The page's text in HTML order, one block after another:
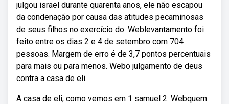
julgou israel durante quarenta anos, ele não escapou
da condenação por causa das atitudes pecaminosas
de seus filhos no exercício do. Weblevantamento foi
feito entre os dias 2 e 4 de setembro com 704
pessoas. Margem de erro é de 3,7 pontos percentuais
para mais ou para menos. Webo julgamento de deus
contra a casa de eli.
A casa de eli, como vemos em 1 samuel 2: Webquem